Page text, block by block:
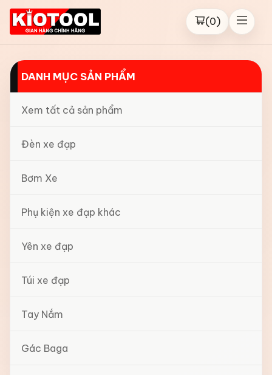
(0)
DANH MỤC SẢN PHẨM
Xem tất cả sản phẩm
Đèn xe đạp
Bơm Xe
Phụ kiện xe đạp khác
Yên xe đạp
Túi xe đạp
Tay Nắm
Gác Baga